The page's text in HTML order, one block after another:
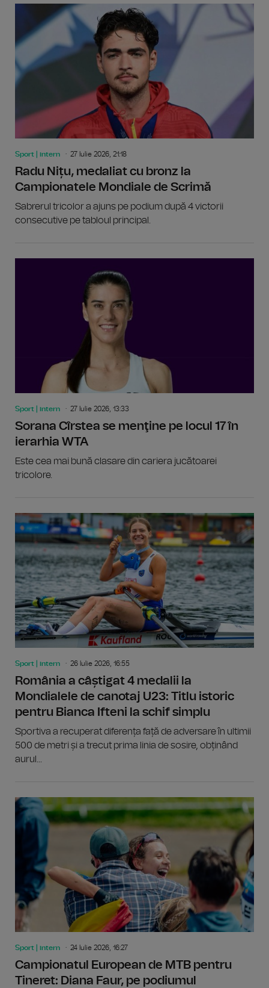
Sport | intern 27 Iulie 2026, 21:18
Radu Nițu, medaliat cu bronz la
Campionatele Mondiale de Scrimă
Sabrerul tricolor a ajuns pe podium după 4 victorii
consecutive pe tabloul principal.
Sport | intern 27 Iulie 2026, 13:33
Sorana Cîrstea se menţine pe locul 17 în
ierarhia WTA
Este cea mai bună clasare din cariera jucătoarei
tricolore.
Sport | intern 26 Iulie 2026, 16:55
România a câștigat 4 medalii la
Mondialele de canotaj U23: Titlu istoric
pentru Bianca Ifteni la schif simplu
Sportiva a recuperat diferența față de adversare în ultimii
500 de metri și a trecut prima linia de sosire, obținând
aurul...
Sport | intern 24 Iulie 2026, 16:27
Campionatul European de MTB pentru
Tineret: Diana Faur, pe podiumul